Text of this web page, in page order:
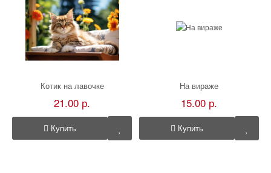
Котик на лавочке
21.00 р.
Купить
На вираже
15.00 р.
Купить